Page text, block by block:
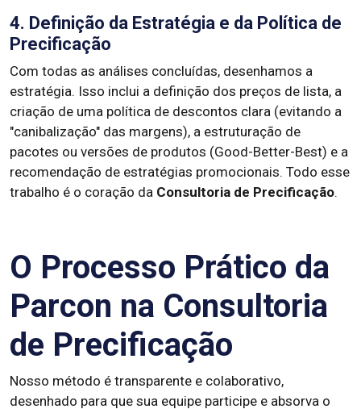
4. Definição da Estratégia e da Política de
Precificação
Com todas as análises concluídas, desenhamos a
estratégia. Isso inclui a definição dos preços de lista, a
criação de uma política de descontos clara (evitando a
"canibalização" das margens), a estruturação de
pacotes ou versões de produtos (Good-Better-Best) e a
recomendação de estratégias promocionais. Todo esse
trabalho é o coração da Consultoria de Precificação.
O Processo Prático da
Parcon na Consultoria
de Precificação
Nosso método é transparente e colaborativo,
desenhado para que sua equipe participe e absorva o